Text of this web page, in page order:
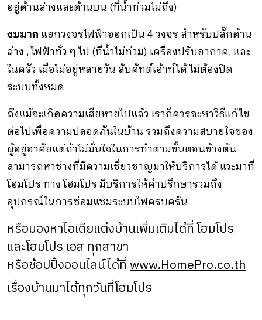
อยู่ด้านล่างและด้านบน (ที่น้ำท่วมไม่ถึง)
งบมาก แยกวงจรไฟฟ้าออกเป็น 4 วงจร สำหรับปลั๊กด้าน
ล่าง ,ไฟฟ้าทั่ว ๆ ไป (ที่น้ำไม่ท่วม) เครื่องปรับอากาศ,และ
ในครัว เมื่อไม่อยู่หลายวัน สับคัทต์เอ้าท์ได้ ไม่ต้องปิด
ระบบทั้งหมด
ถึงแม้จะเกิดความเสียหายไปแล้ว เราก็ควรจะหาวิธีแก้ไข
ต่อไปเพื่อความปลอดภันในบ้าน รวมถึงความสบายใจของ
ผู้อยู่อาศัยแต่ถ้าไม่มั่นใจในการทำตามขั้นตอนข้างต้น
สามารถหาช่างที่มีความเชี่ยวชาญมาให้บริการได้ แวะมาที่
โฮมโปร ทาง โฮมโปร มีบริการให้คำปรึกษารวมถึง
อุปกรณ์ในการซ่อมแซมระบบไฟครบครัน
หรือมองหาไอเดียแต่งบ้านเพิ่มเติมได้ที่ โฮมโปร
และโฮมโปร เอส ทุกสาขา
หรือช้อปปิ้งออนไลน์ได้ที่ www.HomePro.co.th
เรื่องบ้านมาได้ทุกวันที่โฮมโปร